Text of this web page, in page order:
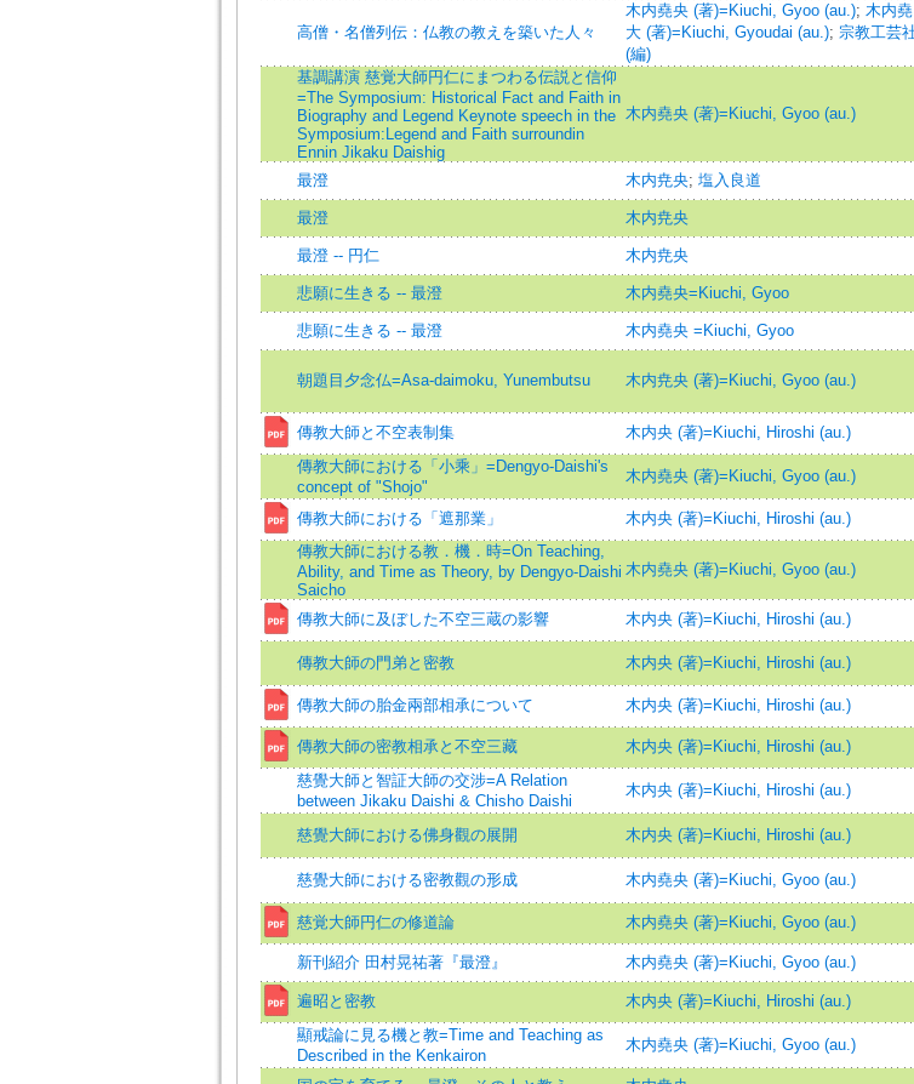
高僧・名僧列伝：仏教の教えを築いた人々
木内堯央 (著)=Kiuchi, Gyoo (au.); 木内堯
大 (著)=Kiuchi, Gyoudai (au.); 宗教工芸
(編)
基調講演 慈覚大師円仁にまつわる伝説と信仰
=The Symposium: Historical Fact and Faith in
Biography and Legend Keynote speech in the
Symposium:Legend and Faith surroundin
Ennin Jikaku Daishig
木内堯央 (著)=Kiuchi, Gyoo (au.)
最澄 木内尭央; 塩入良道
最澄 木内尭央
最澄 -- 円仁 木内尭央
悲願に生きる -- 最澄 木内堯央=Kiuchi, Gyoo
悲願に生きる -- 最澄 木内堯央 =Kiuchi, Gyoo
朝題目夕念仏=Asa-daimoku, Yunembutsu 木内尭央 (著)=Kiuchi, Gyoo (au.)
傳教大師と不空表制集 木内央 (著)=Kiuchi, Hiroshi (au.)
傳教大師における「小乘」=Dengyo-Daishi's
concept of "Shojo"
木内堯央 (著)=Kiuchi, Gyoo (au.)
傳教大師における「遮那業」 木内央 (著)=Kiuchi, Hiroshi (au.)
傳教大師における教．機．時=On Teaching,
Ability, and Time as Theory, by Dengyo-Daishi
Saicho
木内堯央 (著)=Kiuchi, Gyoo (au.)
傳教大師に及ぼした不空三蔵の影響 木内央 (著)=Kiuchi, Hiroshi (au.)
傳教大師の門弟と密教 木内央 (著)=Kiuchi, Hiroshi (au.)
傳教大師の胎金兩部相承について 木内央 (著)=Kiuchi, Hiroshi (au.)
傳教大師の密教相承と不空三藏 木内央 (著)=Kiuchi, Hiroshi (au.)
慈覺大師と智証大師の交涉=A Relation
between Jikaku Daishi & Chisho Daishi
木内央 (著)=Kiuchi, Hiroshi (au.)
慈覺大師における佛身觀の展開 木内央 (著)=Kiuchi, Hiroshi (au.)
慈覺大師における密教觀の形成 木内堯央 (著)=Kiuchi, Gyoo (au.)
慈覚大師円仁の修道論 木内堯央 (著)=Kiuchi, Gyoo (au.)
新刊紹介 田村晃祐著『最澄』 木内堯央 (著)=Kiuchi, Gyoo (au.)
遍昭と密教 木内央 (著)=Kiuchi, Hiroshi (au.)
顯戒論に見る機と教=Time and Teaching as
Described in the Kenkairon
木内堯央 (著)=Kiuchi, Gyoo (au.)